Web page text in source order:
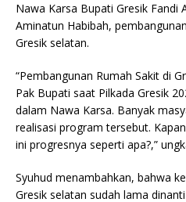
Nawa Karsa Bupati Gresik Fandi
Aminatun Habibah,
Gresik selatan.
“Pembangunan Rumah Sakit di
Pak Bupati saat Pilkada Gresik
dalam Nawa Karsa. Banyak
realisasi program tersebut.
ini progresnya seperti apa?,”
Syuhud menambahkan, bahwa
Gresik selatan sudah lama